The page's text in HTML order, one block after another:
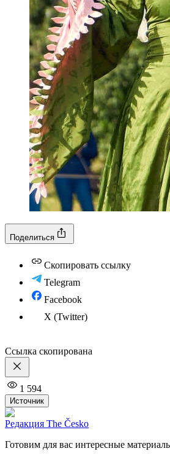
Поделиться
Скопировать ссылку
Telegram
Facebook
X (Twitter)
Ссылка скопирована
1 594
Источник
Редакция The Česko
Готовим для вас интересные